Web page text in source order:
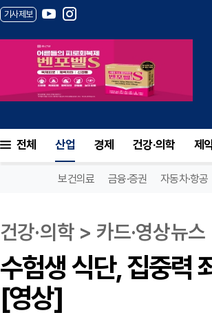
기사제보
전체 산업 경제 건강·의학 제
보건의료 금융·증권 자동차·항공
건강·의학 > 카드·영상뉴스
수험생 식단, 집중력
[영상]